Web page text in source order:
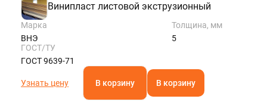
Винипласт листовой экструзионный
Марка
ВНЭ
Толщина, мм
5
ГОСТ/ТУ
ГОСТ 9639-71
Узнать цену В корзину В корзину